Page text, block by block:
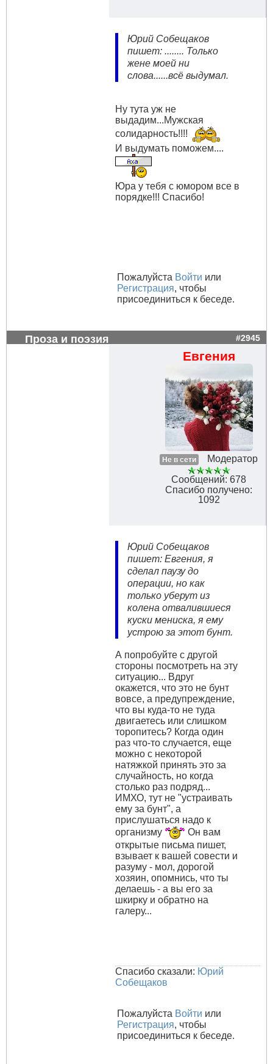
Юрий Собещаков
пишет: ........ Только
жене моей ни
слова......всё выдумал.
Ну тута уж не
выдадим...Мужская
солидарность!!!!
И выдумать поможем....
Юра у тебя с юмором все в
порядке!!! Спасибо!
Пожалуйста Войти или
Регистрация, чтобы
присоединиться к беседе.
Проза и поэзия #2945
Евгения
Не в сети
Модератор
Сообщений: 678
Спасибо получено:
1092
Юрий Собещаков
пишет: Евгения, я
сделал паузу до
операции, но как
только уберут из
колена отвалившиеся
куски мениска, я ему
устрою за этот бунт.
А попробуйте с другой
стороны посмотреть на эту
ситуацию... Вдруг
окажется, что это не бунт
вовсе, а предупреждение,
что вы куда-то не туда
двигаетесь или слишком
торопитесь? Когда один
раз что-то случается, еще
можно с некоторой
натяжкой принять это за
случайность, но когда
столько раз подряд...
ИМХО, тут не "устраивать
ему за бунт", а
прислушаться надо к
организму
Он вам
открытые письма пишет,
взывает к вашей совести и
разуму - мол, дорогой
хозяин, опомнись, что ты
делаешь - а вы его за
шкирку и обратно на
галеру...
Спасибо сказали: Юрий
Собещаков
Пожалуйста Войти или
Регистрация, чтобы
присоединиться к беседе.